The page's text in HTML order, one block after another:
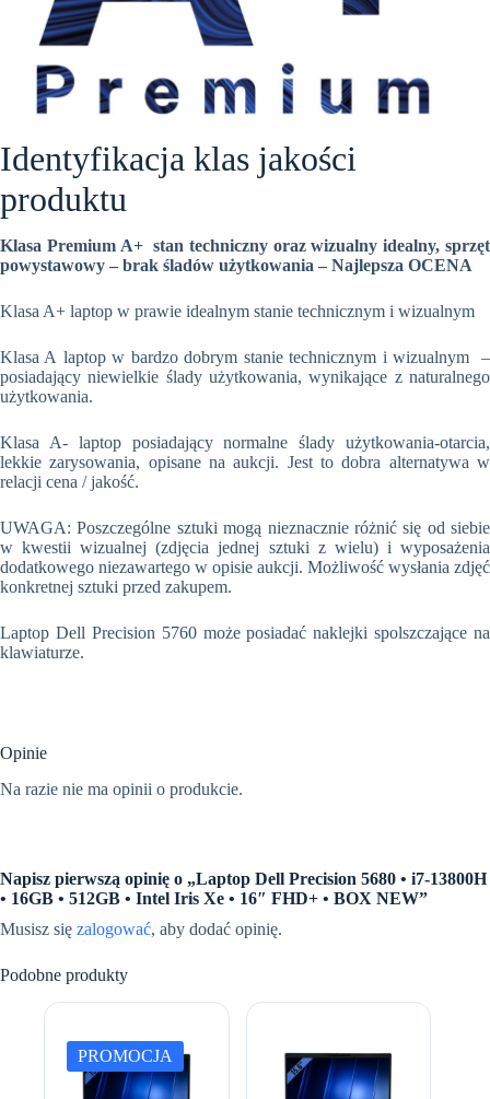
Identyfikacja klas jakości
produktu
Klasa Premium A+ stan techniczny oraz wizualny idealny, sprzęt
powystawowy – brak śladów użytkowania – Najlepsza OCENA
Klasa A+ laptop w prawie idealnym stanie technicznym i wizualnym
Klasa A laptop w bardzo dobrym stanie technicznym i wizualnym –
posiadający niewielkie ślady użytkowania, wynikające z naturalnego
użytkowania.
Klasa A- laptop posiadający normalne ślady użytkowania-otarcia,
lekkie zarysowania, opisane na aukcji. Jest to dobra alternatywa w
relacji cena / jakość.
UWAGA: Poszczególne sztuki mogą nieznacznie różnić się od siebie
w kwestii wizualnej (zdjęcia jednej sztuki z wielu) i wyposażenia
dodatkowego niezawartego w opisie aukcji. Możliwość wysłania zdjęć
konkretnej sztuki przed zakupem.
Laptop Dell Precision 5760 może posiadać naklejki spolszczające na
klawiaturze.
Opinie
Na razie nie ma opinii o produkcie.
Napisz pierwszą opinię o „Laptop Dell Precision 5680 • i7-13800H
• 16GB • 512GB • Intel Iris Xe • 16″ FHD+ • BOX NEW”
Musisz się zalogować, aby dodać opinię.
Podobne produkty
PROMOCJA